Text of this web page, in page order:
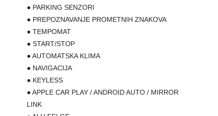
● PARKING SENZORI
● PREPOZNAVANJE PROMETNIH ZNAKOVA
● TEMPOMAT
● START/STOP
● AUTOMATSKA KLIMA
● NAVIGACIJA
● KEYLESS
● APPLE CAR PLAY / ANDROID AUTO / MIRROR
LINK